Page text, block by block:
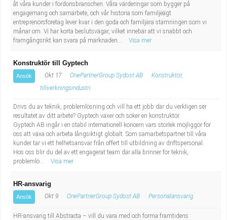
åt våra kunder i fordonsbranschen. Våra värderingar som bygger på
engagemang och samarbete, och vår historia som familjeägt
entreprenörsföretag lever kvar i den goda och familjära stämningen som vi
månar om. Vi har korta beslutsvägar, vilket innebär att vi snabbt och
framgångsrikt kan svara på marknaden...
Visa mer
Konstruktör till Gyptech
Ansök Okt 17 OnePartnerGroup Sydost AB
Konstruktör,
tillverkningsindustri
Drivs du av teknik, problemlösning och vill ha ett jobb där du verkligen ser
resultatet av ditt arbete? Gyptech växer och söker en konstruktör.
Gyptech AB ingår i en stabil internationell koncern vars storlek möjliggör för
oss att växa och arbeta långsiktigt globalt. Som samarbetspartner till våra
kunder tar vi ett helhetsansvar från offert till utbildning av driftspersonal.
Hos oss blir du del av ett engagerat team där alla brinner för teknik,
problemlö...
Visa mer
HR-ansvarig
Ansök Okt 9 OnePartnerGroup Sydost AB Personalansvarig
HR-ansvarig till Abstracta – vill du vara med och forma framtidens